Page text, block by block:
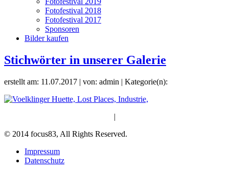
Fotofestival 2018
Fotofestival 2017
Sponsoren
Bilder kaufen
Stichwörter in unserer Galerie
erstellt am: 11.07.2017 | von: admin | Kategorie(n):
|
© 2014 focus83, All Rights Reserved.
Impressum
Datenschutz